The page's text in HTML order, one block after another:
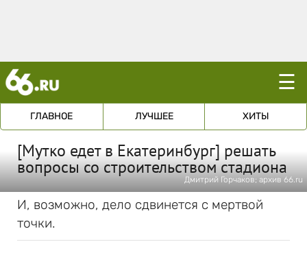
☰
ГЛАВНОЕ ЛУЧШЕЕ ХИТЫ
[Мутко едет в Екатеринбург] решать
вопросы со строительством стадиона
Дмитрий Горчаков; архив 66.ru
И, возможно, дело сдвинется с мертвой
точки.